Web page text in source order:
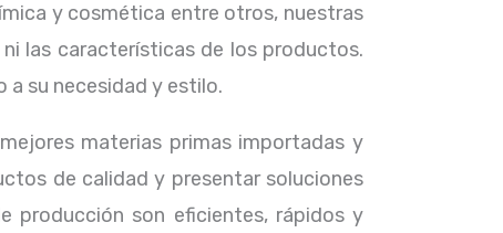
y cosmética entre otros, nuestras
las características de los productos.
su necesidad y estilo.
materias primas importadas y
de calidad y presentar soluciones
producción son eficientes, rápidos y